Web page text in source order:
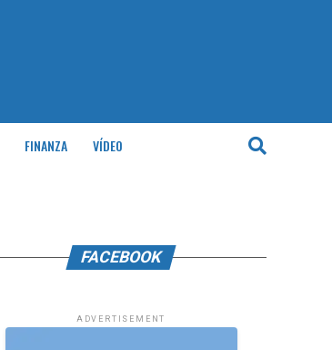
FINANZA VÍDEO
FACEBOOK
ADVERTISEMENT